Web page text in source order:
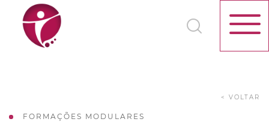
FORMAÇÕES MODULARES
< VOLTAR